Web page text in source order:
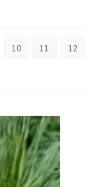
10 11 12